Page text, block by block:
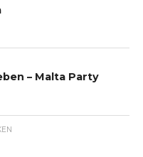
– Malta Party